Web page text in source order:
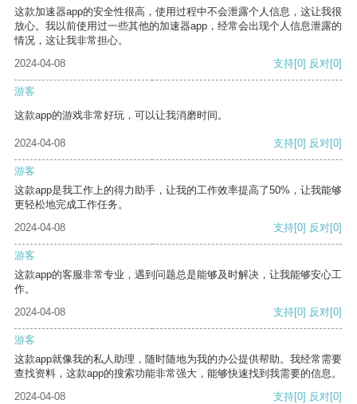
这款加速器app的安全性很高，使用过程中不会泄露个人信息，这让我很
放心。我以前使用过一些其他的加速器app，经常会出现个人信息泄露的
情况，这让我非常担心。
2024-04-08
支持[0] 反对[0]
游客
这款app的游戏非常好玩，可以让我消磨时间。
2024-04-08 支持[0] 反对[0]
游客
这款app是我工作上的得力助手，让我的工作效率提高了50%，让我能够
更轻松地完成工作任务。
2024-04-08
支持[0] 反对[0]
游客
这款app的客服非常专业，遇到问题总是能够及时解决，让我能够安心工
作。
2024-04-08
支持[0] 反对[0]
游客
这款app就像我的私人助理，随时随地为我的办公提供帮助。我经常需要
查找资料，这款app的搜索功能非常强大，能够快速找到我需要的信息。
2024-04-08
支持[0] 反对[0]